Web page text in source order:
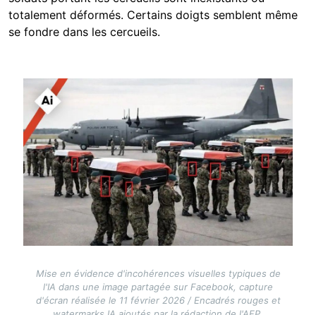
totalement déformés. Certains doigts semblent même
se fondre dans les cercueils.
Mise en évidence d'incohérences visuelles typiques de
l'IA dans une image partagée sur Facebook, capture
d'écran réalisée le 11 février 2026 / Encadrés rouges et